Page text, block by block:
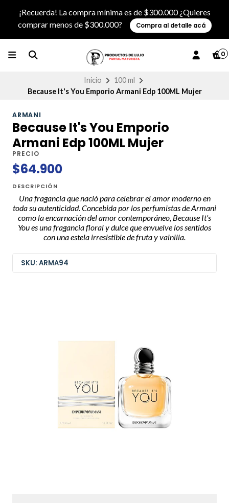
¡Recuerda! La compra mínima es de $300.000 ¿Quieres
comprar menos de $300.000?
Compra al detalle acá
0
Inicio
100 ml
Because It's You Emporio Armani Edp 100ML Mujer
ARMANI
Because It's You Emporio
Armani Edp 100ML Mujer
PRECIO
$64.900
DESCRIPCIÓN
Una fragancia que nació para celebrar el amor moderno en
toda su autenticidad. Concebida por los perfumistas de Armani
como la encarnación del amor contemporáneo, Because It's
You es una fragancia floral y dulce que envuelve los sentidos
con una estela irresistible de fruta y vainilla.
SKU: ARMA94